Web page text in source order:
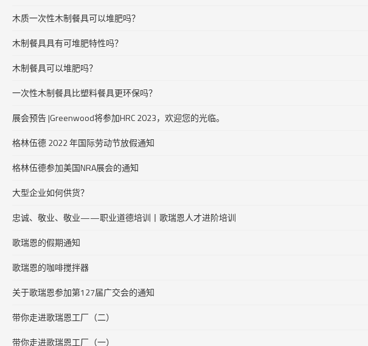
木质一次性木制餐具可以堆肥吗？
木制餐具具有可堆肥特性吗？
木制餐具可以堆肥吗？
一次性木制餐具比塑料餐具更环保吗？
展会预告 |Greenwood将参加HRC 2023，欢迎您的光临。
格林伍德 2022 年国际劳动节放假通知
格林伍德参加美国NRA展会的通知
大型企业如何供货？
忠诚、敬业、敬业——职业道德培训丨歌瑞恩人才进阶培训
歌瑞恩的假期通知
歌瑞恩的咖啡搅拌器
关于歌瑞恩参加第127届广交会的通知
带你走进歌瑞恩工厂（二）
带你走进歌瑞恩工厂（一）